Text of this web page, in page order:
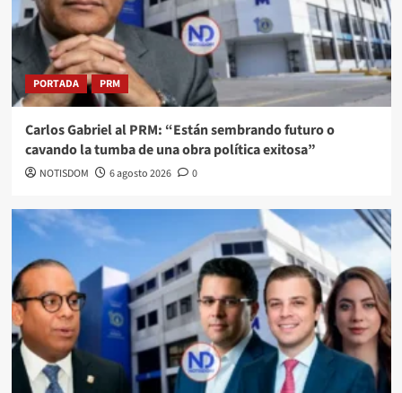
PORTADA PRM
Carlos Gabriel al PRM: “Están sembrando futuro o
cavando la tumba de una obra política exitosa”
NOTISDOM 6 agosto 2026 0